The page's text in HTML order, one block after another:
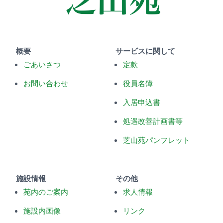
概要
ごあいさつ
お問い合わせ
サービスに関して
定款
役員名簿
入居申込書
処遇改善計画書等
芝山苑パンフレット
施設情報
苑内のご案内
施設内画像
その他
求人情報
リンク